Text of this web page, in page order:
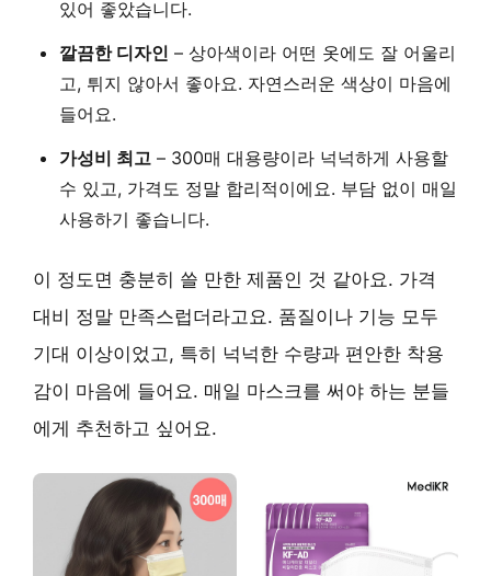
있어 좋았습니다.
깔끔한 디자인 – 상아색이라 어떤 옷에도 잘 어울리
고, 튀지 않아서 좋아요. 자연스러운 색상이 마음에
들어요.
가성비 최고 – 300매 대용량이라 넉넉하게 사용할
수 있고, 가격도 정말 합리적이에요. 부담 없이 매일
사용하기 좋습니다.
이 정도면 충분히 쓸 만한 제품인 것 같아요. 가격
대비 정말 만족스럽더라고요. 품질이나 기능 모두
기대 이상이었고, 특히 넉넉한 수량과 편안한 착용
감이 마음에 들어요. 매일 마스크를 써야 하는 분들
에게 추천하고 싶어요.